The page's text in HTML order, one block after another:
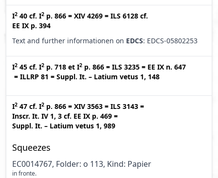
I2 40 cf. I2 p. 866 = XIV 4269 = ILS 6128 cf.
EE IX p. 394
Text and further informationen on EDCS: EDCS-05802253
I2 45 cf. I2 p. 718 et I2 p. 866 = ILS 3235 = EE IX n. 647
= ILLRP 81 = Suppl. It. – Latium vetus 1, 148
I2 47 cf. I2 p. 866 = XIV 3563 = ILS 3143 =
Inscr. It. IV 1, 3 cf. EE IX p. 469 =
Suppl. It. – Latium vetus 1, 989
Squeezes
EC0014767, Folder: o 113, Kind: Papier
in fronte.